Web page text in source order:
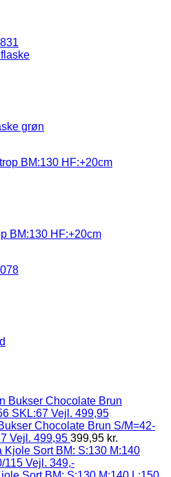
grøn
BM:130 HF:+20cm
Chocolate Brun S/M=42-
Vejl. 499,95 399,95 kr.